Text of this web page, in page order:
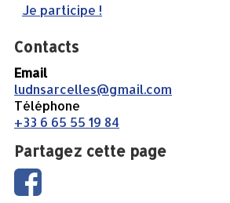
Je participe !
Contacts
Email
ludnsarcelles@gmail.com
Téléphone
+33 6 65 55 19 84
Partagez cette page